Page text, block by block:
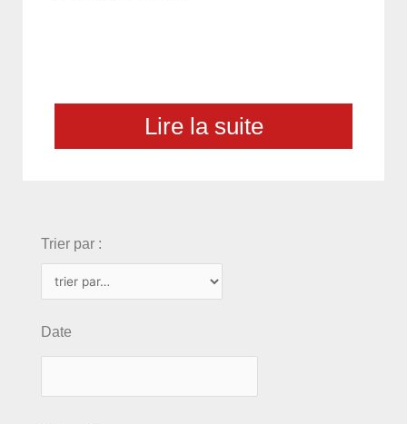
Lire la suite
Trier par :
Date